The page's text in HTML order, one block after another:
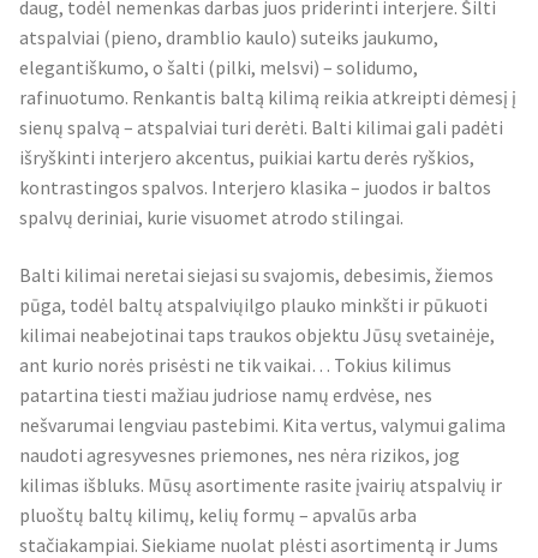
daug, todėl nemenkas darbas juos priderinti interjere. Šilti
atspalviai (pieno, dramblio kaulo) suteiks jaukumo,
elegantiškumo, o šalti (pilki, melsvi) – solidumo,
rafinuotumo. Renkantis baltą kilimą reikia atkreipti dėmesį į
sienų spalvą – atspalviai turi derėti. Balti kilimai gali padėti
išryškinti interjero akcentus, puikiai kartu derės ryškios,
kontrastingos spalvos. Interjero klasika – juodos ir baltos
spalvų deriniai, kurie visuomet atrodo stilingai.
Balti kilimai neretai siejasi su svajomis, debesimis, žiemos
pūga, todėl baltų atspalviųilgo plauko minkšti ir pūkuoti
kilimai neabejotinai taps traukos objektu Jūsų svetainėje,
ant kurio norės prisėsti ne tik vaikai… Tokius kilimus
patartina tiesti mažiau judriose namų erdvėse, nes
nešvarumai lengviau pastebimi. Kita vertus, valymui galima
naudoti agresyvesnes priemones, nes nėra rizikos, jog
kilimas išbluks. Mūsų asortimente rasite įvairių atspalvių ir
pluoštų baltų kilimų, kelių formų – apvalūs arba
stačiakampiai. Siekiame nuolat plėsti asortimentą ir Jums